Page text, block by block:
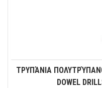
ΤΡΥΠΆΝΙΑ
DOWEL